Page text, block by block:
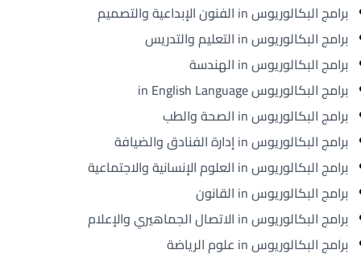
برامج البكالوريوس in الفنون الإبداعية والتصميم
برامج البكالوريوس in التعليم والتدريس
برامج البكالوريوس in الهندسة
برامج البكالوريوس in English Language
برامج البكالوريوس in الصحة والطب
برامج البكالوريوس in إدارة الفنادق والضيافة
برامج البكالوريوس in العلوم الإنسانية والاجتماعية
برامج البكالوريوس in القانون
برامج البكالوريوس in الاتصال الجماهيري والإعلام
برامج البكالوريوس in علوم الرياضة